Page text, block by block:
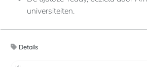
universiteiten.
Details